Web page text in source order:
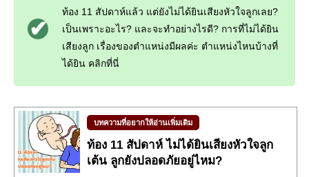
ท้อง 11 สัปดาห์แล้ว แต่ยังไม่ได้ยินเสียงหัวใจลูกเลย?
เป็นเพราะอะไร? และจะทำอย่างไรดี? การที่ไม่ได้ยิน
เสียงลูก เรื่องของตำแหน่งมีผลค่ะ ตำแหน่งไหนบ้างที่
ได้ยิน คลิกที่นี่
บทความที่อยากให้อ่านเพิ่มเติม
ท้อง 11 สัปดาห์ ไม่ได้ยินเสียงหัวใจลูก
เต้น ลูกยังปลอดภัยอยู่ไหม?